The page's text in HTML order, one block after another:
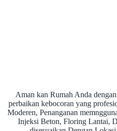
Aman kan Rumah Anda
perbaikan kebocoran yang
Moderen, Penanganan
Injeksi Beton, Floring Lantai,